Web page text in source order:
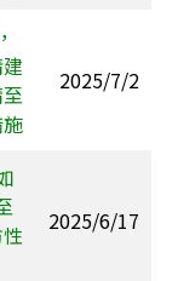
2025/7/2
2025/6/17